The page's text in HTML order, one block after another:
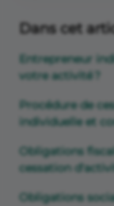
Dans cet
Entrepreneur
votre activité ?
Procédure de
individuelle et
Obligations
cessation
Obligations